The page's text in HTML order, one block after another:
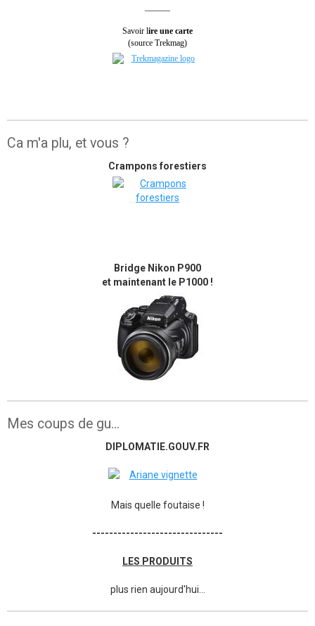
Savoir lire une carte
(source Trekmag)
Ca m'a plu, et vous ?
Crampons forestiers
Bridge Nikon P900
et maintenant le P1000 !
Mes coups de gu...
DIPLOMATIE.GOUV.FR
Mais quelle foutaise !
-------------------------------
LES PRODUITS
plus rien aujourd'hui...